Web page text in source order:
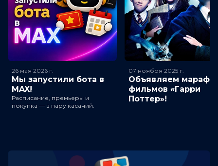
26 мая 2026 г.
Мы запустили бота в
MAX!
Расписание, премьеры и
покупка — в пару касаний.
07 ноября 2025 г.
Объявляем
фильмов «Гарри
Поттер»!